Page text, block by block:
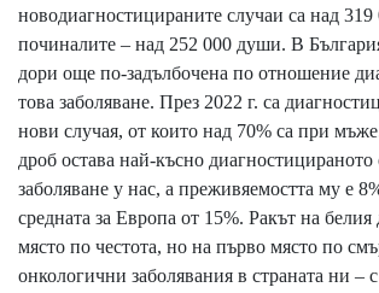
новодиагностицираните случаи са над 319
починалите – над 252 000 души. В
дори още по-задълбочена по отношение
това заболяване. През 2022 г. са
нови случая, от които над 70% са при
дроб остава най-късно
заболяване у нас, а преживяемостта му е
средната за Европа от 15%. Ракът на белия
място по честота, но на първо място по
онкологични заболявания в страната ни –